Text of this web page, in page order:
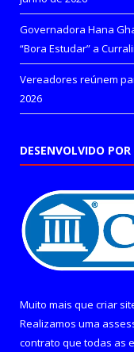
Governadora Hana
“Bora Estudar” a
Vereadores reúnem
2026
DESENVOLVIDO POR
Muito mais que criar
Realizamos uma
contrato que todas as